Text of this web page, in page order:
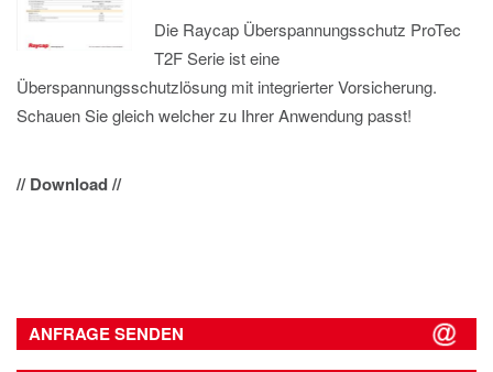
Die Raycap Überspannungsschutz ProTec
T2F Serie ist eine
Überspannungsschutzlösung mit integrierter Vorsicherung.
Schauen Sie gleich welcher zu Ihrer Anwendung passt!
// Download //
ANFRAGE SENDEN